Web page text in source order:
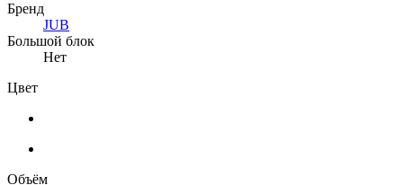
Бренд
JUB
Большой блок
Нет
Цвет
Объём